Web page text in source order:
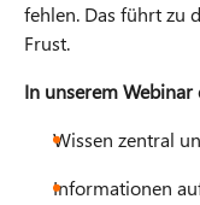
fehlen. Das führt zu
Frust.
In unserem Webinar
Wissen zentral
Informationen